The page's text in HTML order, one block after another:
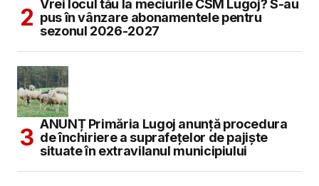
Vrei locul tău la meciurile CSM Lugoj? S-au
pus în vânzare abonamentele pentru
sezonul 2026-2027
ANUNȚ Primăria Lugoj anunță procedura
de închiriere a suprafețelor de pajiște
situate în extravilanul municipiului